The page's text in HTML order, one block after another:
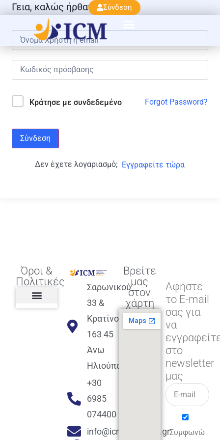
Σύνδεση
Γεια, καλώς ήρθατε πάλι!
Κράτησε με συνδεδεμένο Forgot Password?
Σύνδεση
Δεν έχετε λογαριασμό; Εγγραφείτε τώρα
Όροι &
Πολιτικές
Σαρωνικού
33 &
Κρατίνου
163 45
Άνω
Ηλιούπολη
+30
6985
074400
info@icmacademy.gr
Βρείτε
μας
στον
χάρτη
Αφήστε
το E-mail
σας για
να
στο
newsletter
μας
Συμφωνώ